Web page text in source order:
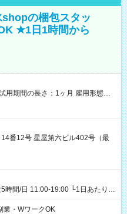
shopの梱包スタッ
★1日1時間から
用期間の長さ：1ヶ月 雇用形態、
番12号 星屋第六ビル402号（最
時間/日 11:00-19:00 └1日あたりの
間帯内であれば、いつでも勤務可
好きな曜日でご勤務いただけま
業・WワークOK